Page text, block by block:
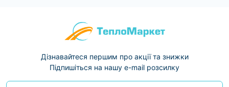
Дізнавайтеся першим про акції та знижки
Підпишіться на нашу e-mail розсилку